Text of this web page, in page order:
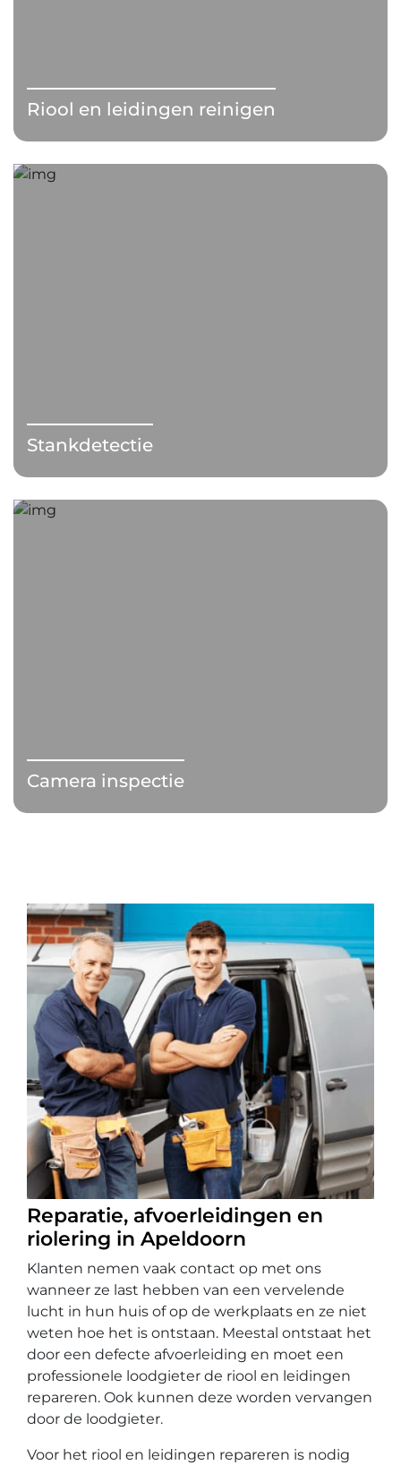
Riool en leidingen reinigen
Stankdetectie
Camera inspectie
Reparatie, afvoerleidingen en
riolering in Apeldoorn
Klanten nemen vaak contact op met ons
wanneer ze last hebben van een vervelende
lucht in hun huis of op de werkplaats en ze niet
weten hoe het is ontstaan. Meestal ontstaat het
door een defecte afvoerleiding en moet een
professionele loodgieter de riool en leidingen
repareren. Ook kunnen deze worden vervangen
door de loodgieter.
Voor het riool en leidingen repareren is nodig